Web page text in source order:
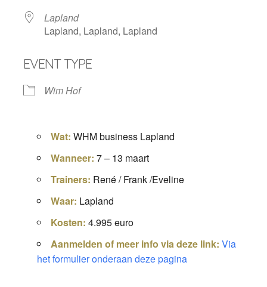
Lapland
Lapland, Lapland, Lapland
EVENT TYPE
Wim Hof
Wat: WHM business Lapland
Wanneer: 7 – 13 maart
Trainers: René / Frank /Eveline
Waar: Lapland
Kosten: 4.995 euro
Aanmelden of meer info via deze link: Via
het formulier onderaan deze pagina